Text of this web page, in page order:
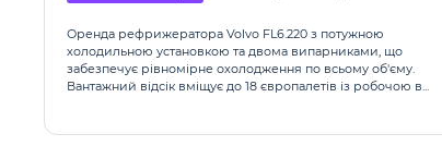
Оренда рефрижератора Volvo FL6.220 з потужною
холодильною установкою та двома випарниками, що
забезпечує рівномірне охолодження по всьому об'єму.
Вантажний відсік вміщує до 18 європалетів із робочою в...